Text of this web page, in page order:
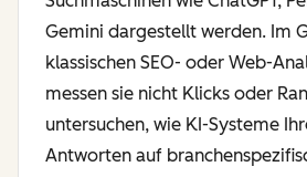
Gemini dargestellt werden. Im
klassischen SEO- oder Web-
messen sie nicht Klicks oder
untersuchen, wie KI-Systeme
Antworten auf